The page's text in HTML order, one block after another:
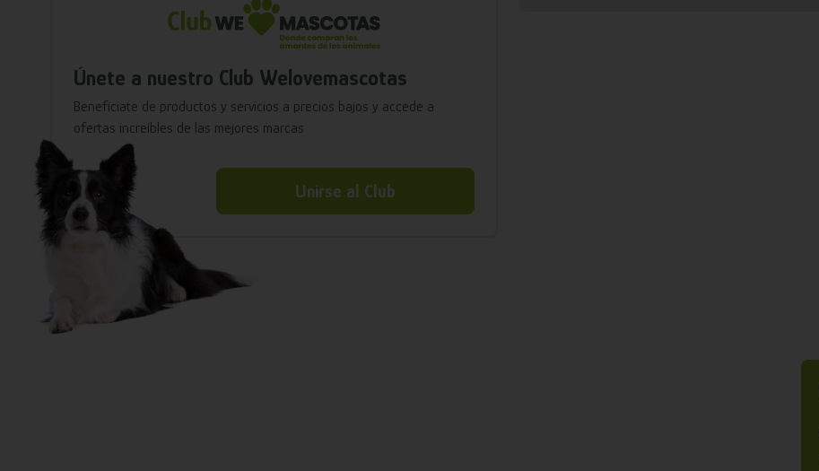
Únete a nuestro Club Welovemascotas
Benefíciate de productos y servicios a precios bajos y accede a
ofertas increíbles de las mejores marcas
Unirse al Club